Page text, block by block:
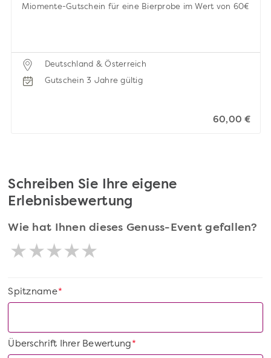
Miomente-Gutschein für eine Bierprobe im Wert von 60€
Deutschland & Österreich
Gutschein 3 Jahre gültig
60,00 €
Schreiben Sie Ihre eigene
Erlebnisbewertung
Wie hat Ihnen dieses Genuss-Event gefallen?
*
Spitzname
*
Überschrift Ihrer Bewertung